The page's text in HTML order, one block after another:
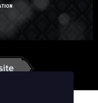
Chinese